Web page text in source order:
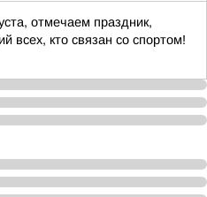
отмечаем праздник,
всех, кто связан со спортом!